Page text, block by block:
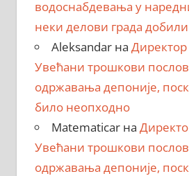
водоснабдевања у
неки делови града
Aleksandarна
Увећани трошкови
одржавања депоније,
било неопходно
Matematicarна
Увећани трошкови
одржавања депоније,